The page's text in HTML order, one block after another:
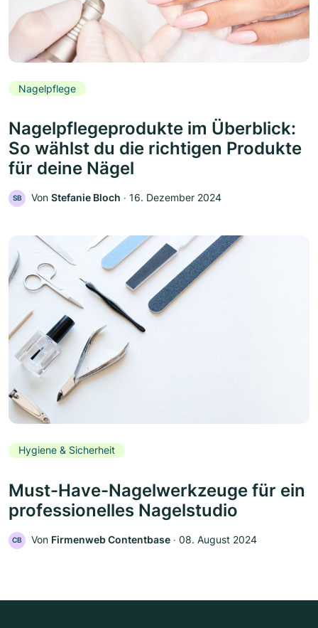
Nagelpflege
Nagelpflegeprodukte im Überblick:
So wählst du die richtigen Produkte
für deine Nägel
SB Von Stefanie Bloch ‧ 16. Dezember 2024
Hygiene & Sicherheit
Must-Have-Nagelwerkzeuge für ein
professionelles Nagelstudio
CB Von Firmenweb Contentbase ‧ 08. August 2024